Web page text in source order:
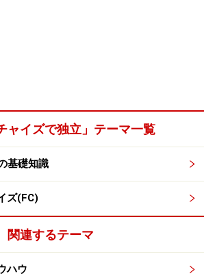
ャイズで独立」テーマ一覧
基礎知識
ズ(FC)
関連するテーマ
ハウ